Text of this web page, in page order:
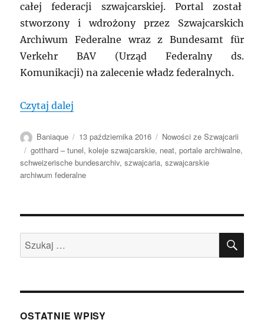
całej federacji szwajcarskiej. Portal został
stworzony i wdrożony przez Szwajcarskich
Archiwum Federalne wraz z Bundesamt für
Verkehr BAV (Urząd Federalny ds.
Komunikacji) na zalecenie władz federalnych.
Czytaj dalej
Autor
Baniaque
Data
publikacji
13 października 2016 Kategorie
Nowości ze Szwajcarii
Tagi
gotthard – tunel,koleje szwajcarskie, neat,portale archiwalne,
schweizerische bundesarchiv,szwajcaria,szwajcarskie
archiwum federalne
Szukaj:
OSTATNIE WPISY